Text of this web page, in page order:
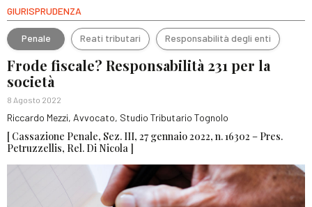
GIURISPRUDENZA
Penale Reati tributari Responsabilità degli enti
Frode fiscale? Responsabilità 231 per la
società
8 Agosto 2022
Riccardo Mezzi, Avvocato, Studio Tributario Tognolo
[ Cassazione Penale, Sez. III, 27 gennaio 2022, n. 16302 – Pres.
Petruzzellis, Rel. Di Nicola ]